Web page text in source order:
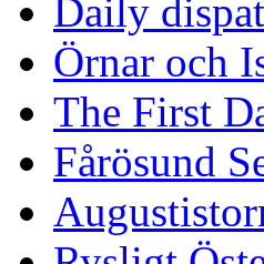
Daily
Örnar och
The First
Fårösund